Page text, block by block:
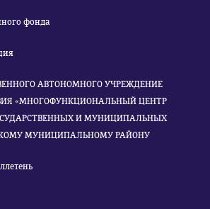
фонда
АВТОНОМНОГО УЧРЕЖДЕНИЕ
«МНОГОФУНКЦИОНАЛЬНЫЙ ЦЕНТР
И МУНИЦИПАЛЬНЫХ
МУНИЦИПАЛЬНОМУ РАЙОНУ